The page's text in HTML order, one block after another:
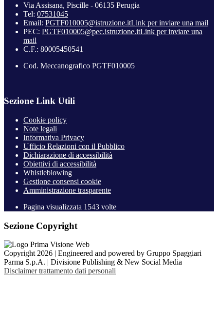
Via Assisana, Piscille - 06135 Perugia
Tel: 07531045
Email: PGTF010005@istruzione.itLink per inviare una mail
PEC: PGTF010005@pec.istruzione.itLink per inviare una
mail
C.F.: 80005450541
Cod. Meccanografico PGTF010005
Sezione Link Utili
Cookie policy
Note legali
Informativa Privacy
Ufficio Relazioni con il Pubblico
Dichiarazione di accessibilità
Obiettivi di accessibilità
Whistleblowing
Gestione consensi cookie
Amministrazione trasparente
Pagina visualizzata 1543 volte
Sezione Copyright
Copyright 2026 | Engineered and powered by Gruppo Spaggiari
Parma S.p.A. | Divisione Publishing & New Social Media
Disclaimer trattamento dati personali